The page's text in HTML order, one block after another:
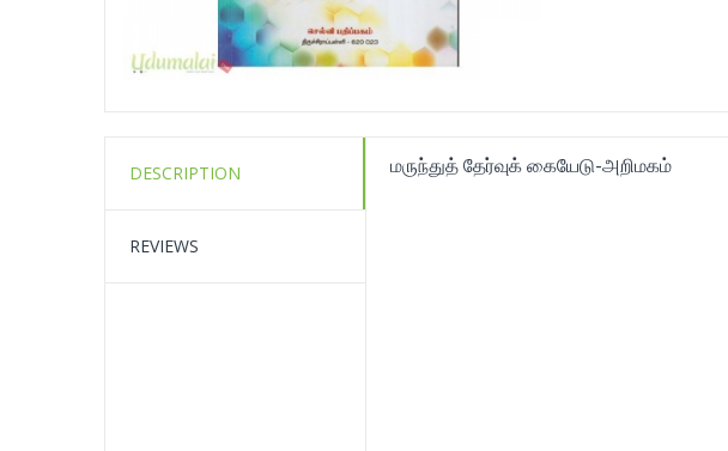
DESCRIPTION
REVIEWS
மருந்துத் தேர்வுக் கையேடு-அறிமகம்